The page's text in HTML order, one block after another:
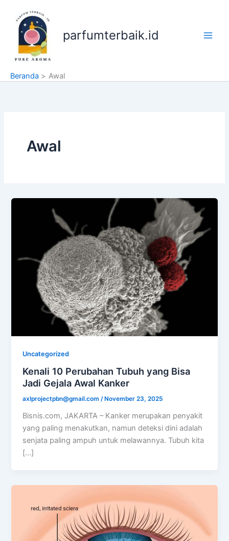
konten
parfumterbaik.id
Beranda Awal
Awal
Uncategorized
Kenali 10 Perubahan Tubuh yang Bisa
Jadi Gejala Awal Kanker
axlprojectpbn@gmail.com/ November 23, 2025
Bisnis.com, JAKARTA – Kanker merupakan penyakit
yang paling menakutkan, namun deteksi dini adalah
senjata paling ampuh untuk melawannya. Tubuh kita
[…]